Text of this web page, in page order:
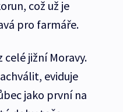
což už je
pro farmáře.
jižní Moravy.
eviduje
jako první na